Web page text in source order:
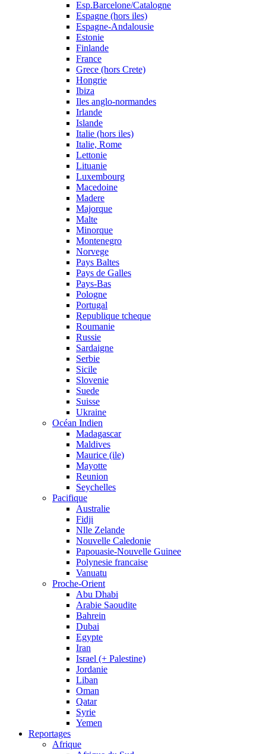
Esp.Barcelone/Catalogne
Espagne (hors iles)
Espagne-Andalousie
Estonie
Finlande
France
Grece (hors Crete)
Hongrie
Ibiza
Iles anglo-normandes
Irlande
Islande
Italie (hors iles)
Italie, Rome
Lettonie
Lituanie
Luxembourg
Macedoine
Madere
Majorque
Malte
Minorque
Montenegro
Norvege
Pays Baltes
Pays de Galles
Pays-Bas
Pologne
Portugal
Republique tcheque
Roumanie
Russie
Sardaigne
Serbie
Sicile
Slovenie
Suede
Suisse
Ukraine
Océan Indien
Madagascar
Maldives
Maurice (ile)
Mayotte
Reunion
Seychelles
Pacifique
Australie
Fidji
Nlle Zelande
Nouvelle Caledonie
Papouasie-Nouvelle Guinee
Polynesie francaise
Vanuatu
Proche-Orient
Abu Dhabi
Arabie Saoudite
Bahrein
Dubai
Egypte
Iran
Israel (+ Palestine)
Jordanie
Liban
Oman
Qatar
Syrie
Yemen
Reportages
Afrique